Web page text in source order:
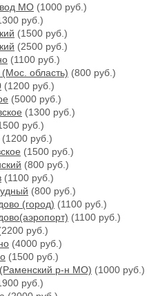
МО (1000 руб.)
руб.)
(1500 руб.)
(2500 руб.)
(1100 руб.)
(Мос. область) (800 руб.)
(1200 руб.)
(5000 руб.)
(1300 руб.)
руб.)
(1200 руб.)
(1500 руб.)
(800 руб.)
(1100 руб.)
(800 руб.)
(город) (1100 руб.)
(1100 руб.)
руб.)
(4000 руб.)
(1500 руб.)
(Раменский р-н МО) (1000 руб.)
руб.)